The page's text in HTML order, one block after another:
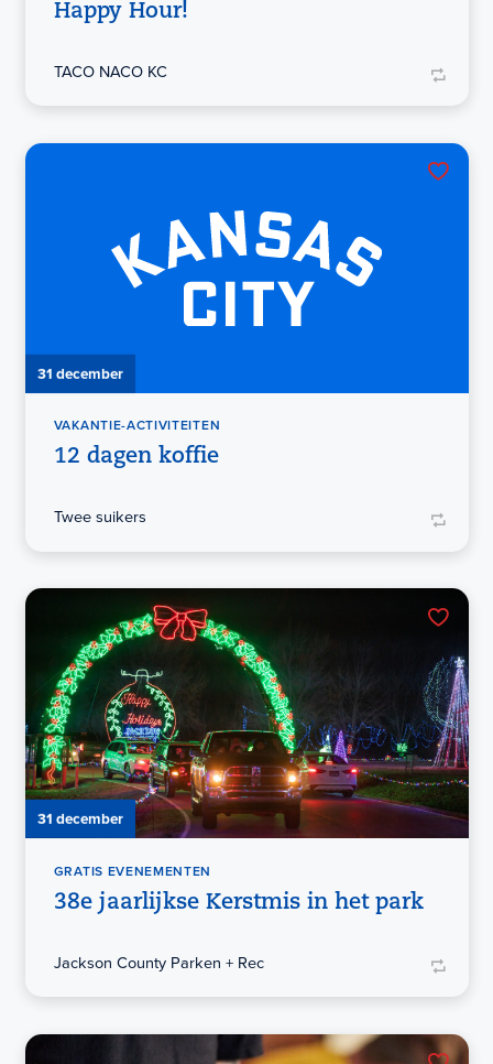
Happy Hour!
TACO NACO KC
31 december
VAKANTIE-ACTIVITEITEN
12 dagen koffie
Twee suikers
31 december
GRATIS EVENEMENTEN
38e jaarlijkse Kerstmis in het park
Jackson County Parken + Rec